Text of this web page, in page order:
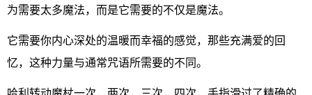
为需要太多魔法，而是它需要的不仅是魔法。
它需要你内心深处的温暖而幸福的感觉，那些充满爱的回
忆，这种力量与通常咒语所需要的不同。